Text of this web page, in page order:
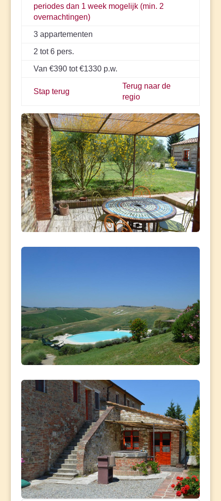
periodes dan 1 week mogelijk (min. 2
overnachtingen)
3 appartementen
2 tot 6 pers.
Van €390 tot €1330 p.w.
Stap terug
Terug naar de
regio